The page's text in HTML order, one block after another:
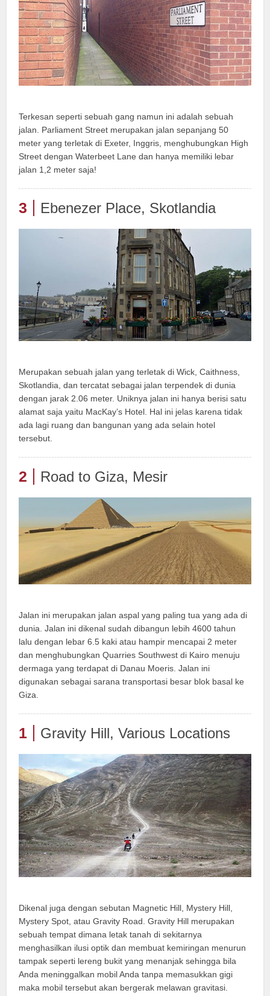
Terkesan seperti sebuah gang namun ini adalah sebuah
jalan. Parliament Street merupakan jalan sepanjang 50
meter yang terletak di Exeter, Inggris, menghubungkan High
Street dengan Waterbeet Lane dan hanya memiliki lebar
jalan 1,2 meter saja!
3 Ebenezer Place, Skotlandia
Merupakan sebuah jalan yang terletak di Wick, Caithness,
Skotlandia, dan tercatat sebagai jalan terpendek di dunia
dengan jarak 2.06 meter. Uniknya jalan ini hanya berisi satu
alamat saja yaitu MacKay’s Hotel. Hal ini jelas karena tidak
ada lagi ruang dan bangunan yang ada selain hotel
tersebut.
2 Road to Giza, Mesir
Jalan ini merupakan jalan aspal yang paling tua yang ada di
dunia. Jalan ini dikenal sudah dibangun lebih 4600 tahun
lalu dengan lebar 6.5 kaki atau hampir mencapai 2 meter
dan menghubungkan Quarries Southwest di Kairo menuju
dermaga yang terdapat di Danau Moeris. Jalan ini
digunakan sebagai sarana transportasi besar blok basal ke
Giza.
1 Gravity Hill, Various Locations
Dikenal juga dengan sebutan Magnetic Hill, Mystery Hill,
Mystery Spot, atau Gravity Road. Gravity Hill merupakan
sebuah tempat dimana letak tanah di sekitarnya
menghasilkan ilusi optik dan membuat kemiringan menurun
tampak seperti lereng bukit yang menanjak sehingga bila
Anda meninggalkan mobil Anda tanpa memasukkan gigi
maka mobil tersebut akan bergerak melawan gravitasi.